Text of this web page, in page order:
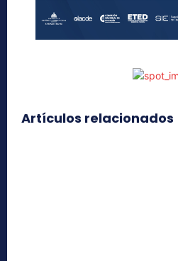
Artículos relacionados